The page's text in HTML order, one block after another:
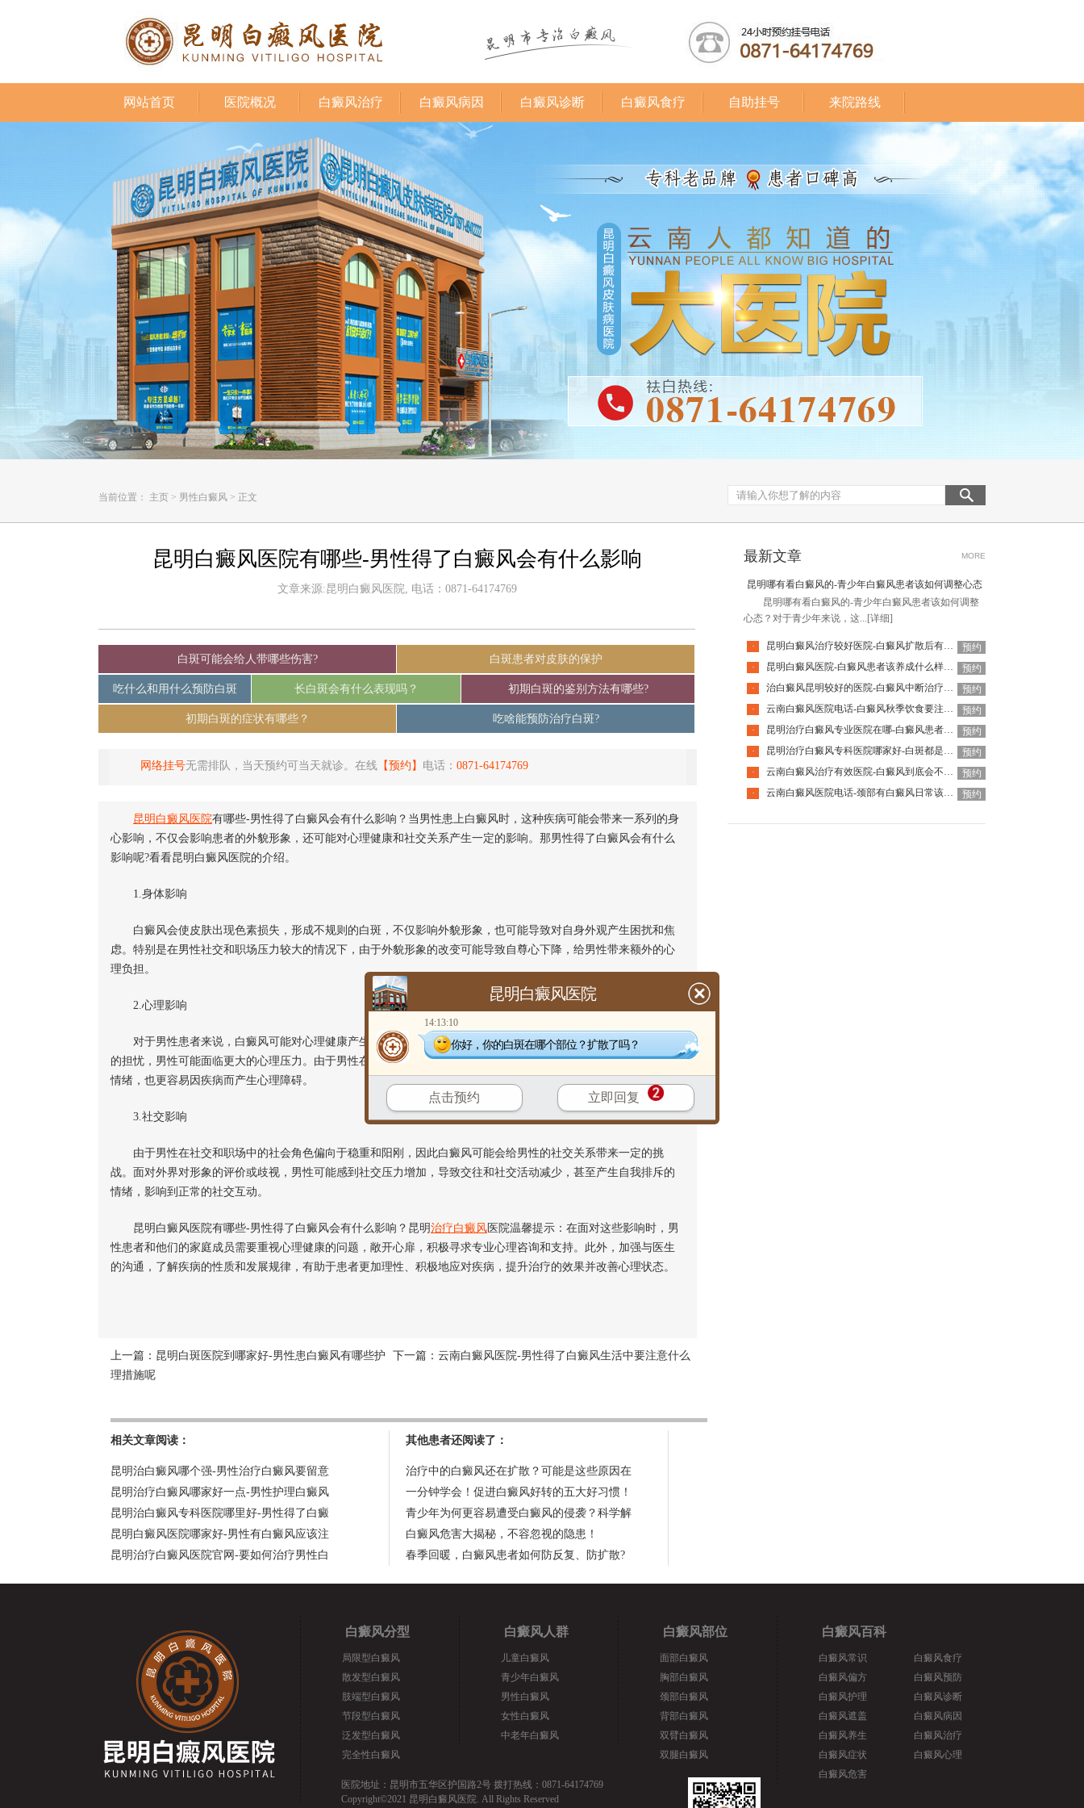
网站首页 医院概况 白癜风治疗 白癜风病因 白癜风诊断 白癜风食疗 自助挂号 来院路线
当前位置： 主页 > 男性白癜风 > 正文
昆明白癜风医院有哪些-男性得了白癜风会有什么影响
文章来源:昆明白癜风医院, 电话：0871-64174769
白斑可能会给人带哪些伤害? 白斑患者对皮肤的保护
吃什么和用什么预防白斑 长白斑会有什么表现吗？ 初期白斑的鉴别方法有哪些?
初期白斑的症状有哪些？ 吃啥能预防治疗白斑?
网络挂号无需排队，当天预约可当天就诊。在线 【预约】 电话： 0871-64174769
昆明白癜风医院有哪些-男性得了白癜风会有什么影响？当男性患上白癜风时，这种疾病可能会带来一系列的身
心影响，不仅会影响患者的外貌形象，还可能对心理健康和社交关系产生一定的影响。那男性得了白癜风会有什么
影响呢?看看昆明白癜风医院的介绍。
1.身体影响
白癜风会使皮肤出现色素损失，形成不规则的白斑，不仅影响外貌形象，也可能导致对自身外观产生困扰和焦
虑。特别是在男性社交和职场压力较大的情况下，由于外貌形象的改变可能导致自尊心下降，给男性带来额外的心
理负担。
2.心理影响
对于男性患者来说，白癜风可能对心理健康产生不良影响。面对疾病可能带来的自卑、焦虑、恐惧以及对未来
的担忧，男性可能面临更大的心理压力。由于男性在社会角色和社交关系上的特殊性，他们可能更难表达对疾病的
情绪，也更容易因疾病而产生心理障碍。
3.社交影响
由于男性在社交和职场中的社会角色偏向于稳重和阳刚，因此白癜风可能会给男性的社交关系带来一定的挑
战。面对外界对形象的评价或歧视，男性可能感到社交压力增加，导致交往和社交活动减少，甚至产生自我排斥的
情绪，影响到正常的社交互动。
昆明白癜风医院有哪些-男性得了白癜风会有什么影响？昆明治疗白癜风 医院温馨提示：在面对这些影响时，男
性患者和他们的家庭成员需要重视心理健康的问题，敞开心扉，积极寻求专业心理咨询和支持。此外，加强与医生
的沟通，了解疾病的性质和发展规律，有助于患者更加理性、积极地应对疾病，提升治疗的效果并改善心理状态。
上一篇： 昆明白斑医院到哪家好-男性患白癜风有哪些护
理措施呢
下一篇： 云南白癜风医院-男性得了白癜风生活中要注意什么
相关文章阅读：
昆明治白癜风哪个强-男性治疗白癜风要留意
昆明治疗白癜风哪家好一点-男性护理白癜风
昆明治白癜风专科医院哪里好-男性得了白癜
昆明白癜风医院哪家好-男性有白癜风应该注
昆明治疗白癜风医院官网-要如何治疗男性白
其他患者还阅读了：
治疗中的白癜风还在扩散？可能是这些原因在
一分钟学会！促进白癜风好转的五大好习惯！
青少年为何更容易遭受白癜风的侵袭？科学解
白癜风危害大揭秘，不容忽视的隐患！
春季回暖，白癜风患者如何防反复、防扩散?
最新文章 MORE
昆明哪有看白癜风的-青少年白癜风患者该如何调整心态
昆明哪有看白癜风的-青少年白癜风患者该如何调整
心态？对于青少年来说，这... [详细]
· 昆明白癜风治疗较好医院-白癜风扩散后有哪些表现
预约
·
昆明白癜风医院-白癜风患者该养成什么样的饮食习惯呢
预约
·
治白癜风昆明较好的医院-白癜风中断治疗会有什么影响呢
预约
·
云南白癜风医院电话-白癜风秋季饮食要注意什么
预约
·
昆明治疗白癜风专业医院在哪-白癜风患者国庆出游要注意什么
预约
·
昆明治疗白癜风专科医院哪家好-白斑都是白癜风吗
预约
·
云南白癜风治疗有效医院-白癜风到底会不会遗传下一代
预约
·
云南白癜风医院电话-颈部有白癜风日常该怎么护理呢 预约
白癜风分型
局限型白癜风
散发型白癜风
肢端型白癜风
节段型白癜风
泛发型白癜风
完全性白癜风
白癜风人群
儿童白癜风
青少年白癜风
男性白癜风
女性白癜风
中老年白癜风
白癜风部位
面部白癜风
胸部白癜风
颈部白癜风
背部白癜风
双臂白癜风
双腿白癜风
白癜风百科
白癜风常识
白癜风偏方
白癜风护理
白癜风遮盖
白癜风养生
白癜风症状
白癜风危害
白癜风食疗
白癜风预防
白癜风诊断
白癜风病因
白癜风治疗
白癜风心理
医院地址：昆明市五华区护国路2号 拨打热线：0871-64174769
Copyright©2021 昆明白癜风医院. All Rights Reserved
昆明白癜风医院
14:13:10
你好，你的白斑在哪个部位？扩散了吗？
点击预约 立即回复